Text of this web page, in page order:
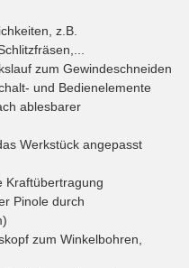
z.B.
zum Gewindeschneiden
und Bedienelemente
ablesbarer
Werkstück angepasst
Kraftübertragung
Pinole durch
zum Winkelbohren,